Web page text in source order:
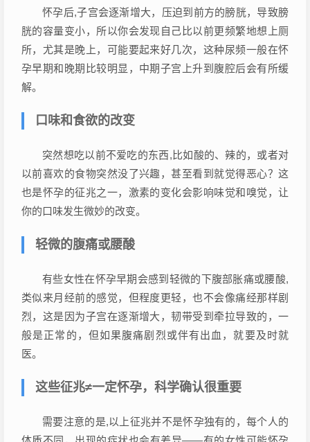
怀孕后,子宫会逐渐增大，压迫到前方的膀胱，导致膀
胱的容量变小，所以你会发现自己比以前更频繁地想上厕
所，尤其是晚上，可能要起来好几次，这种尿频一般在怀
孕早期和晚期比较明显，中期子宫上升到腹腔后会有所缓
解。
口味和食欲的改变
突然想吃以前不爱吃的东西,比如酸的、辣的，或者对
以前喜欢的食物突然没了兴趣，甚至看到就觉得恶心？这
也是怀孕的征兆之一，激素的变化会影响味觉和嗅觉，让
你的口味发生微妙的改变。
轻微的腹痛或腰酸
有些女性在怀孕早期会感到轻微的下腹部胀痛或腰酸,
类似来月经前的感觉，但程度更轻，也不会像痛经那样剧
烈，这是因为子宫在逐渐增大，韧带受到牵拉导致的，一
般是正常的，但如果腹痛剧烈或伴有出血，就要及时就
医。
这些征兆≠一定怀孕，科学确认很重要
需要注意的是,以上征兆并不是怀孕独有的，每个人的